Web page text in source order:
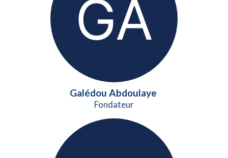
Galédou Abdoulaye
Fondateur